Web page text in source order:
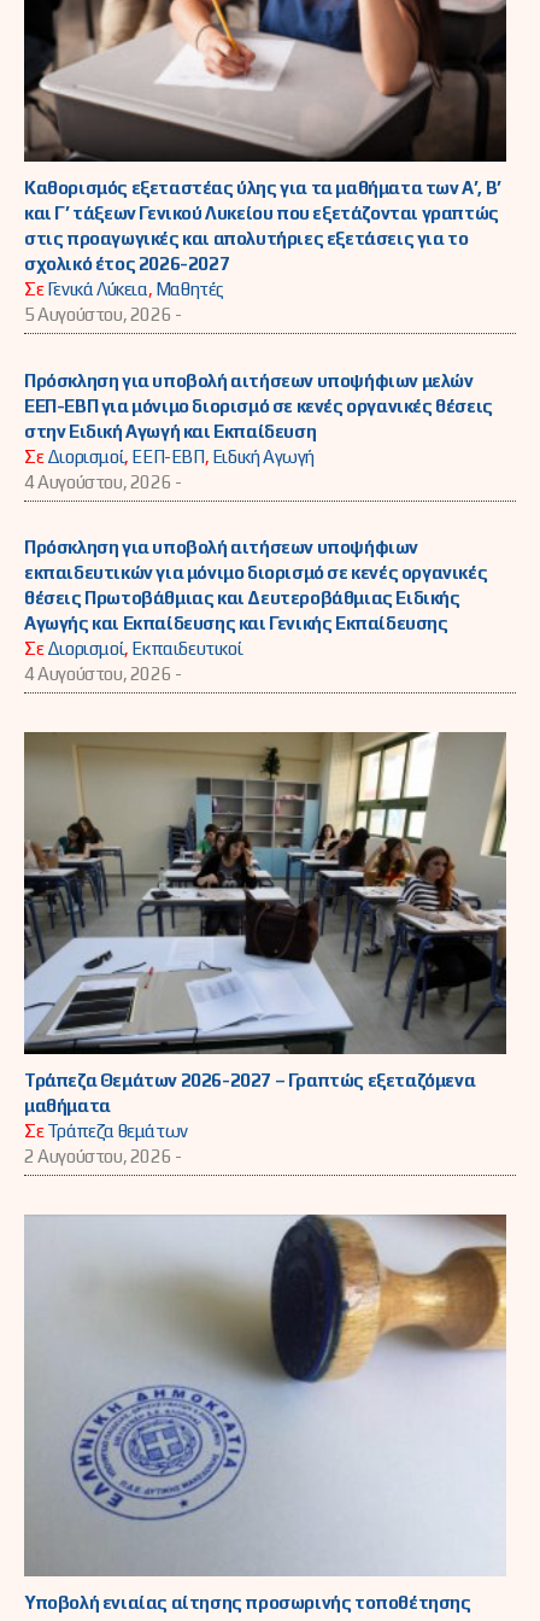
Καθορισμός εξεταστέας ύλης για τα μαθήματα των Α’, Β’
και Γ’ τάξεων Γενικού Λυκείου που εξετάζονται γραπτώς
στις προαγωγικές και απολυτήριες εξετάσεις για το
σχολικό έτος 2026-2027
ΣεΓενικά Λύκεια, Μαθητές
5 Αυγούστου, 2026 -
Πρόσκληση για υποβολή αιτήσεων υποψήφιων μελών
ΕΕΠ-ΕΒΠ για μόνιμο διορισμό σε κενές οργανικές θέσεις
στην Ειδική Αγωγή και Εκπαίδευση
ΣεΔιορισμοί, ΕΕΠ-ΕΒΠ, Ειδική Αγωγή
4 Αυγούστου, 2026 -
Πρόσκληση για υποβολή αιτήσεων υποψήφιων
εκπαιδευτικών για μόνιμο διορισμό σε κενές οργανικές
θέσεις Πρωτοβάθμιας και Δευτεροβάθμιας Ειδικής
Αγωγής και Εκπαίδευσης και Γενικής Εκπαίδευσης
ΣεΔιορισμοί, Εκπαιδευτικοί
4 Αυγούστου, 2026 -
Τράπεζα Θεμάτων 2026-2027 – Γραπτώς εξεταζόμενα
μαθήματα
ΣεΤράπεζα θεμάτων
2 Αυγούστου, 2026 -
Υποβολή ενιαίας αίτησης προσωρινής τοποθέτησης